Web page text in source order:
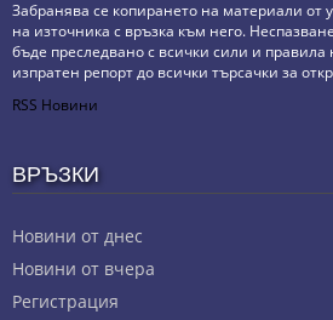
Забранява се копирането на материали от
на източника с връзка към него.
бъде преследвано с всички сили и правила
изпратен репорт до всички търсачки за
RSS Новини
ВРЪЗКИ
Новини от днес
Новини от вчера
Регистрация